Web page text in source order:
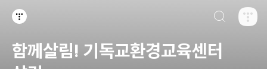
함께살림! 기독교환경교육센터